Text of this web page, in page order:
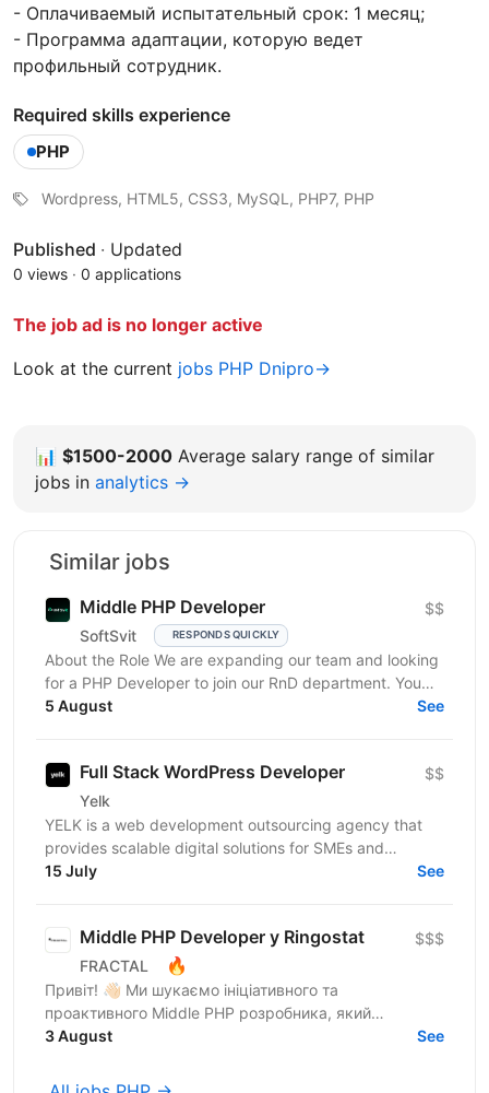
- Оплачиваемый испытательный срок: 1 месяц;
- Программа адаптации, которую ведет
профильный сотрудник.
Required skills experience
PHP
Wordpress, HTML5, CSS3, MySQL, PHP7, PHP
Published · Updated
0 views · 0 applications
The job ad is no longer active
Look at the current jobs PHP Dnipro→
📊 $1500-2000 Average salary range of similar
jobs in analytics →
Similar jobs
Middle PHP Developer
SoftSvit RESPONDS QUICKLY
$$
About the Role We are expanding our team and looking
for a PHP Developer to join our RnD department. You
will work on developing and maintaining internal...
5 August See
Full Stack WordPress Developer
Yelk
$$
YELK is a web development outsourcing agency that
provides scalable digital solutions for SMEs and
enterprise clients across the EU and the USA. We...
15 July See
Middle PHP Developer у Ringostat
FRACTAL 🔥
$$$
Привіт! 👋🏻 Ми шукаємо ініціативного та
проактивного Middle PHP розробника, який
допоможе зробити наші продукти найкрутішими на
3 August See